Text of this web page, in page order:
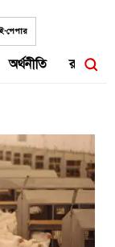
ই-পেপার
অর্থনীতি রাজনীতি